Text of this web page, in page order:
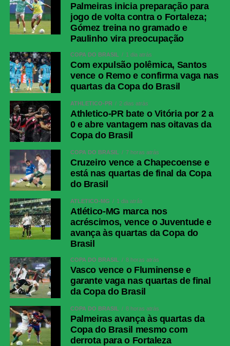
Palmeiras inicia preparação para
jogo de volta contra o Fortaleza;
Gómez treina no gramado e
Paulinho vira preocupação
COPA DO BRASIL 1 dia atrás
Com expulsão polêmica, Santos
vence o Remo e confirma vaga nas
quartas da Copa do Brasil
ATHLETICO-PR 2 dias atrás
Athletico-PR bate o Vitória por 2 a
0 e abre vantagem nas oitavas da
Copa do Brasil
COPA DO BRASIL 7 horas atrás
Cruzeiro vence a Chapecoense e
está nas quartas de final da Copa
do Brasil
ATLÉTICO-MG 1 dia atrás
Atlético-MG marca nos
acréscimos, vence o Juventude e
avança às quartas da Copa do
Brasil
COPA DO BRASIL 8 horas atrás
Vasco vence o Fluminense e
garante vaga nas quartas de final
da Copa do Brasil
COPA DO BRASIL 8 horas atrás
Palmeiras avança às quartas da
Copa do Brasil mesmo com
derrota para o Fortaleza